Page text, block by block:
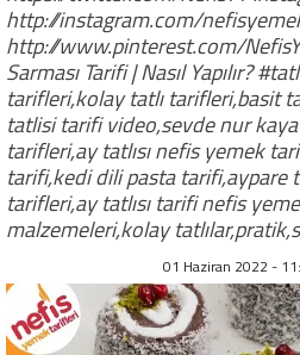
http://instagram.com/
http://www.pinterest.com/
Sarması Tarifi | Nasıl Yapılır?
tarifleri,kolay tatlı tarifleri,basit
tatlisi tarifi video,sevde nur
tarifleri,ay tatlısı nefis yemek
tarifi,kedi dili pasta tarifi,aypare
tarifleri,ay tatlısı tarifi nefis
malzemeleri,kolay
01 Haziran 2022 -